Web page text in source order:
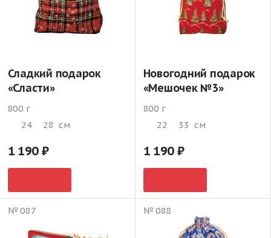
Сладкий подарок
«Сласти»
800 г
24
28 см
1 190
Новогодний подарок
«Мешочек №3»
800 г
22
33 см
1 190
№ 087 № 088